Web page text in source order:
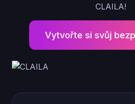
CLAILA!
Vytvořte si svůj